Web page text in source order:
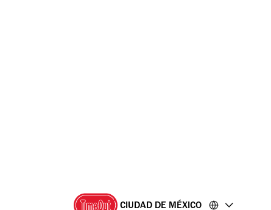
CIUDAD DE MÉXICO